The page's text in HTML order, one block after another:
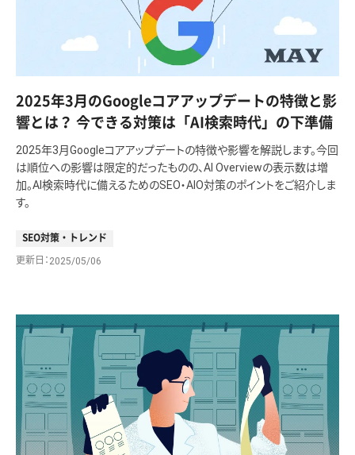
2025年3月のGoogleコアアップデートの特徴と影
響とは？ 今できる対策は「AI検索時代」の下準備
2025年3月Googleコアアップデートの特徴や影響を解説します。今回
は順位への影響は限定的だったものの、AI Overviewの表示数は増
加。AI検索時代に備えるためのSEO・AIO対策のポイントをご紹介しま
す。
SEO対策・トレンド
更新日 2025/05/06